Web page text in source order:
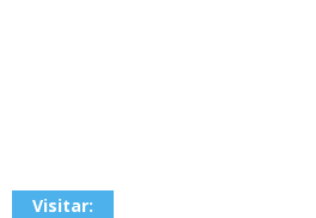
Visitar: